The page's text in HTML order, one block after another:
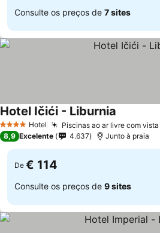
Consulte os preços de 7 sites
4 EstrelasHotel Piscinas ao ar livre com
Hotel Ičići - Liburnia
8,9 Excelente 4.637 Junto à praia
De € 114
Consulte os preços de 9 sites